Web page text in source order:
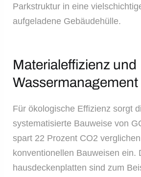
Parkstruktur in eine
aufgeladene Gebäudehülle.
Materialeffizienz und
Wassermanagement
Für ökologische Effizienz sorgt
systematisierte Bauweise von
spart 22 Prozent CO2
konventionellen Bauweisen ein.
hausdeckenplatten sind zum